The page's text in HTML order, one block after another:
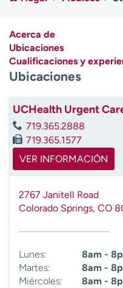
Ready. Set. CO.
Atención a medios de
comunicación
Contáctenos
A
y
ú
d
Acerca de
Ubicaciones
Cualificaciones y
Ubicaciones
UCHealth Urgent
719.365.2888
719.365.1577
VER INFORMACIÓN
2767 Janitell Road
Colorado Springs, CO
Lunes:
8am -
Martes:
8am -
Miércoles:
8am -